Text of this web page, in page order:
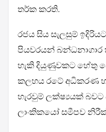
තර්ක කරති.
රජය සිය සැලසුම්
පියවරයන්
හැකි දියුණුවකට හේතු
කලහය රටේ අධිකරණ
හැරවුම් ලක්ෂ්‍යයක් බවට
ලාංකිකයෝ සමීපව